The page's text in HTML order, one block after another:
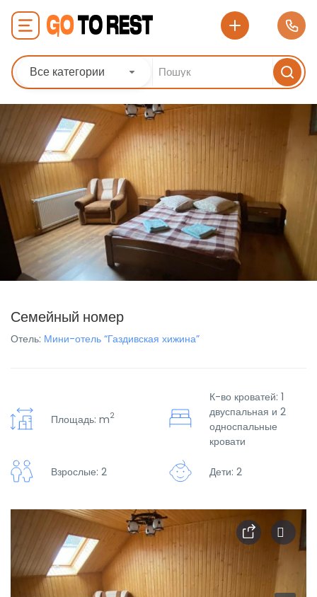
Все категории
Семейный номер
Отель: Мини-отель “Газдивская хижина”
Площадь: m2
К-во кроватей: 1
двуспальная и 2
односпальные
кровати
Взрослые: 2 Дети: 2